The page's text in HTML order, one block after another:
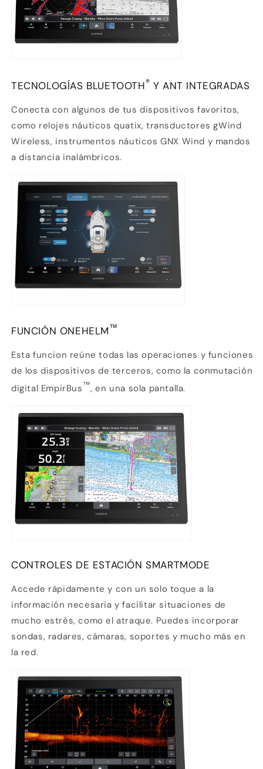
TECNOLOGÍAS BLUETOOTH® Y ANT INTEGRADAS
Conecta con algunos de tus dispositivos favoritos,
como relojes náuticos quatix, transductores gWind
Wireless, instrumentos náuticos GNX Wind y mandos
a distancia inalámbricos.
FUNCIÓN ONEHELM™
Esta funcion reúne todas las operaciones y funciones
de los dispositivos de terceros, como la conmutación
digital EmpirBus™, en una sola pantalla.
CONTROLES DE ESTACIÓN SMARTMODE
Accede rápidamente y con un solo toque a la
información necesaria y facilitar situaciones de
mucho estrés, como el atraque. Puedes incorporar
sondas, radares, cámaras, soportes y mucho más en
la red.